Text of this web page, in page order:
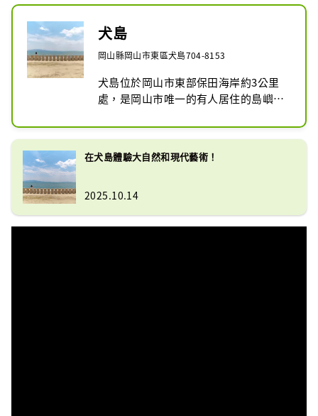
站西大寺巴士中心～觀音院入口～西寶
殿（寶殿港）
之一。
此外，2009年，作為活用工業遺產的藝
術之島，被選為國土交通省的「島寶景
百選」之一。
丸」「寶殿出發15:15」、「犬島出發
15:35」僅在美術館開放日運作。
犬島
岡山縣岡山市東區犬島704-8153
犬島位於岡山市東部保田海岸約3公里
處，是岡山市唯一的有人居住的島嶼。
業遺產銅冶煉廠改建而成的犬島精煉所
島的。在享受島上豐富的自然風光的同
等許多有趣的活動。這裡有住宿設施，
光。
在犬島體驗大自然和現代藝術！
2025.10.14